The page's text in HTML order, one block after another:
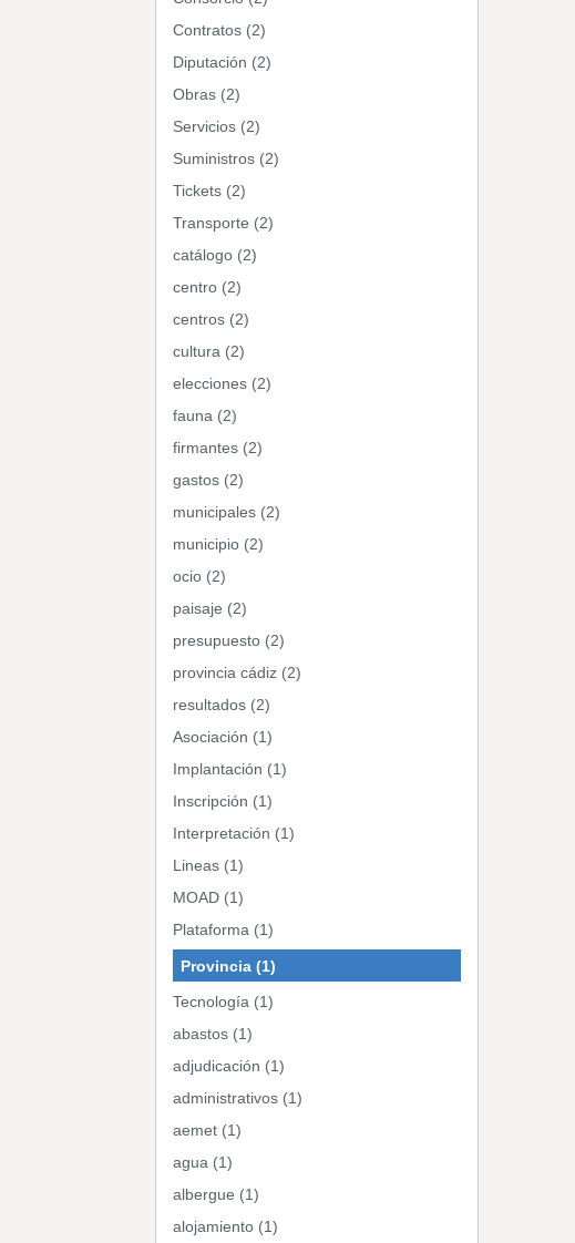
Contratos (2)
Diputación (2)
Obras (2)
Servicios (2)
Suministros (2)
Tickets (2)
Transporte (2)
catálogo (2)
centro (2)
centros (2)
cultura (2)
elecciones (2)
fauna (2)
firmantes (2)
gastos (2)
municipales (2)
municipio (2)
ocio (2)
paisaje (2)
presupuesto (2)
provincia cádiz (2)
resultados (2)
Asociación (1)
Implantación (1)
Inscripción (1)
Interpretación (1)
Lineas (1)
MOAD (1)
Plataforma (1)
Provincia (1)
Tecnología (1)
abastos (1)
adjudicación (1)
administrativos (1)
aemet (1)
agua (1)
albergue (1)
alojamiento (1)